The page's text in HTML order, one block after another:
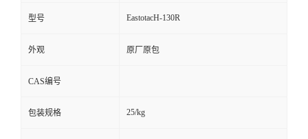
型号 EastotacH-130R
外观 原厂原包
CAS编号
包装规格 25/kg